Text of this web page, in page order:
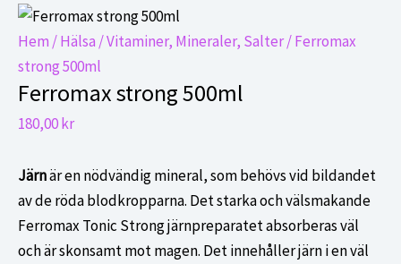
Hem /Hälsa /Vitaminer, Mineraler, Salter/ Ferromax
strong 500ml
Ferromax strong 500ml
180,00kr
Järnär en nödvändig mineral, som behövs vid bildandet
av de röda blodkropparna. Det starka och välsmakande
Ferromax Tonic Strong järnpreparatet absorberas väl
och är skonsamt mot magen. Det innehåller järn i en väl